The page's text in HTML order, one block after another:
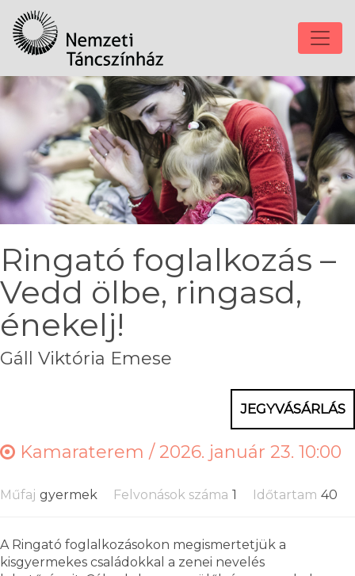
Ringató foglalkozás –
Vedd ölbe, ringasd,
énekelj!
Gáll Viktória Emese
JEGYVÁSÁRLÁS
Kamaraterem /2026. január 23. 10:00
Műfaj gyermek Felvonások száma 1 Időtartam 40
A Ringató foglalkozásokon megismertetjük a
kisgyermekes családokkal a zenei nevelés